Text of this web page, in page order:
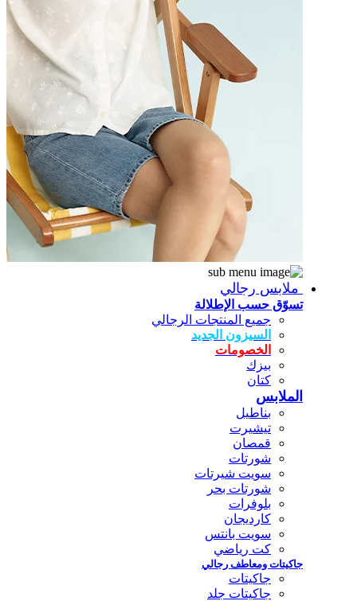
ملابس رجالي
تسوّق حسب الإطلالة
جميع المنتجات الرجالي
السيزون الجديد
الخصومات
بيزك
كتان
الملابس
بناطيل
تيشيرت
قمصان
شورتات
سويت شيرتات
شورتات بحر
بلوفرات
كارديجان
سويت بانتس
كت رياضي
جاكيتات ومعاطف رجالي
جاكيتات
جاكيتات جلد